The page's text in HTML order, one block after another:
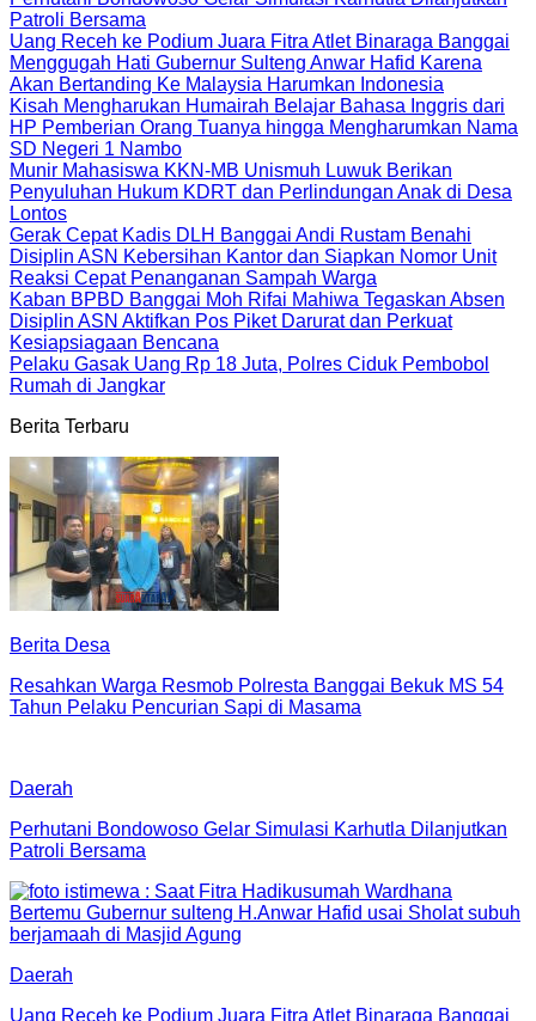
Patroli Bersama
Uang Receh ke Podium Juara Fitra Atlet Binaraga Banggai
Menggugah Hati Gubernur Sulteng Anwar Hafid Karena
Akan Bertanding Ke Malaysia Harumkan Indonesia
Kisah Mengharukan Humairah Belajar Bahasa Inggris dari
HP Pemberian Orang Tuanya hingga Mengharumkan Nama
SD Negeri 1 Nambo
Munir Mahasiswa KKN-MB Unismuh Luwuk Berikan
Penyuluhan Hukum KDRT dan Perlindungan Anak di Desa
Lontos
Gerak Cepat Kadis DLH Banggai Andi Rustam Benahi
Disiplin ASN Kebersihan Kantor dan Siapkan Nomor Unit
Reaksi Cepat Penanganan Sampah Warga
Kaban BPBD Banggai Moh Rifai Mahiwa Tegaskan Absen
Disiplin ASN Aktifkan Pos Piket Darurat dan Perkuat
Kesiapsiagaan Bencana
Pelaku Gasak Uang Rp 18 Juta, Polres Ciduk Pembobol
Rumah di Jangkar
Berita Terbaru
Berita Desa
Resahkan Warga Resmob Polresta Banggai Bekuk MS 54
Tahun Pelaku Pencurian Sapi di Masama
Daerah
Perhutani Bondowoso Gelar Simulasi Karhutla Dilanjutkan
Patroli Bersama
Daerah
Uang Receh ke Podium Juara Fitra Atlet Binaraga Banggai